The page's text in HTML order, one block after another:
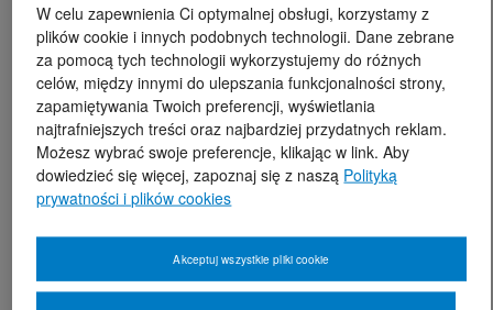
W celu zapewnienia Ci optymalnej obsługi, korzystamy z
plików cookie i innych podobnych technologii. Dane zebrane
za pomocą tych technologii wykorzystujemy do różnych
celów, między innymi do ulepszania funkcjonalności strony,
zapamiętywania Twoich preferencji, wyświetlania
najtrafniejszych treści oraz najbardziej przydatnych reklam.
Możesz wybrać swoje preferencje, klikając w link. Aby
dowiedzieć się więcej, zapoznaj się z naszą Polityką
prywatności i plików cookies
Akceptuj wszystkie pliki cookie